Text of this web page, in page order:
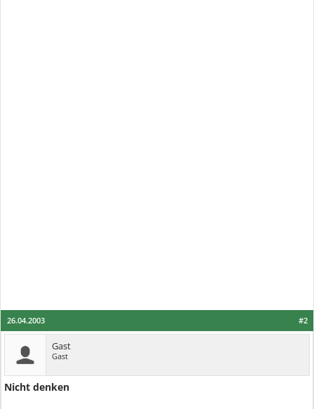
#2
26.04.2003
Gast
Gast
Nicht denken